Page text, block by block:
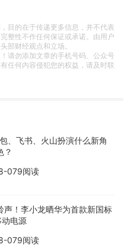
目的在于传递更多信息，并不代表
整性不作任何保证或承诺。由用户
部财经观点和立场。
请勿添加文章的手机号码、公众号
任何内容侵犯您的权益，请及时联
、飞书、火山扮演什么新角
？
079阅读
声！李小龙晒华为首款新国标
电源
079阅读